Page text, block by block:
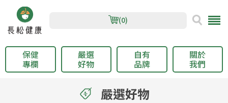
(0)
保健
專欄
嚴選
好物
自有
品牌
關於
我們
嚴選好物